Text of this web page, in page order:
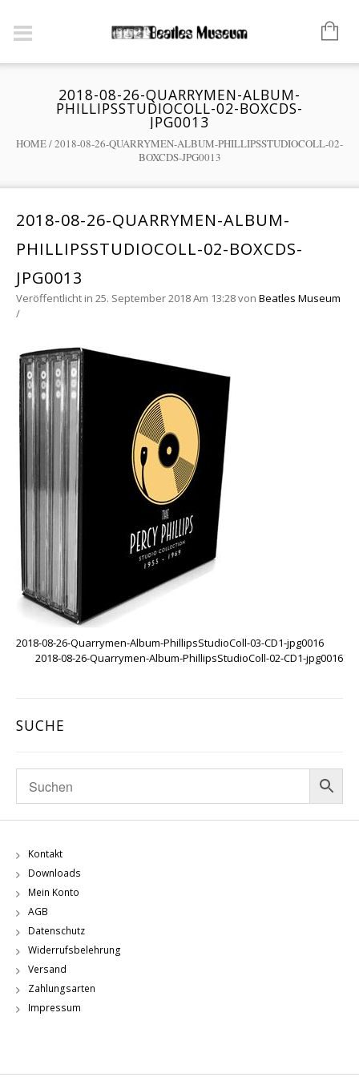
2018-08-26-QUARRYMEN-ALBUM-
PHILLIPSSTUDIOCOLL-02-BOXCDS-
JPG0013
HOME/2018-08-26-QUARRYMEN-ALBUM-PHILLIPSSTUDIOCOLL-02-
BOXCDS-JPG0013
2018-08-26-QUARRYMEN-ALBUM-
PHILLIPSSTUDIOCOLL-02-BOXCDS-
JPG0013
Veröffentlicht in 25. September 2018 Am 13:28von Beatles Museum
/
2018-08-26-Quarrymen-Album-PhillipsStudioColl-03-CD1-jpg0016
2018-08-26-Quarrymen-Album-PhillipsStudioColl-02-CD1-jpg0016
SUCHE
Kontakt
Downloads
Mein Konto
AGB
Datenschutz
Widerrufsbelehrung
Versand
Zahlungsarten
Impressum